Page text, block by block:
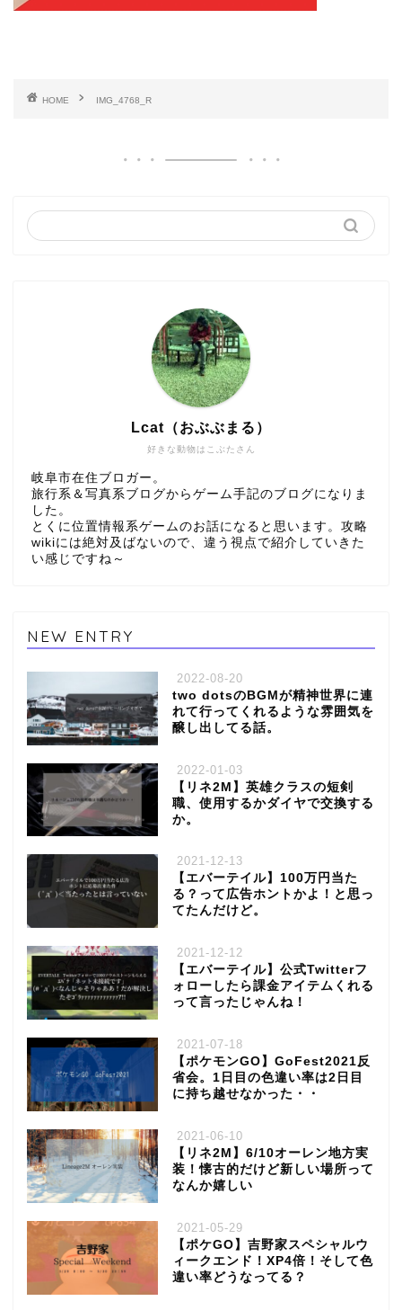
HOME IMG_4768_R
好きな動物はこぶたさん
Lcat（おぶぶまる）
岐阜市在住ブロガー。
旅行系＆写真系ブログからゲーム手記のブログになりま
した。
とくに位置情報系ゲームのお話になると思います。攻略
wikiには絶対及ばないので、違う視点で紹介していきた
い感じですね～
NEW ENTRY
2022-08-20
two dotsのBGMが精神世界に連
れて行ってくれるような雰囲気を
醸し出してる話。
2022-01-03
【リネ2M】英雄クラスの短剣
職、使用するかダイヤで交換する
か。
2021-12-13
【エバーテイル】100万円当た
る？って広告ホントかよ！と思っ
てたんだけど。
2021-12-12
【エバーテイル】公式Twitterフ
ォローしたら課金アイテムくれる
って言ったじゃんね！
2021-07-18
【ポケモンGO】GoFest2021反
省会。1日目の色違い率は2日目
に持ち越せなかった・・
2021-06-10
【リネ2M】6/10オーレン地方実
装！懐古的だけど新しい場所って
なんか嬉しい
2021-05-29
【ポケGO】吉野家スペシャルウ
ィークエンド！XP4倍！そして色
違い率どうなってる？